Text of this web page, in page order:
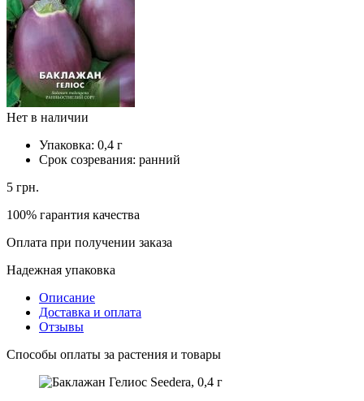
Нет в наличии
Упаковка: 0,4 г
Срок созревания: ранний
5 грн.
100% гарантия качества
Оплата при получении заказа
Надежная упаковка
Описание
Доставка и оплата
Отзывы
Способы оплаты за растения и товары